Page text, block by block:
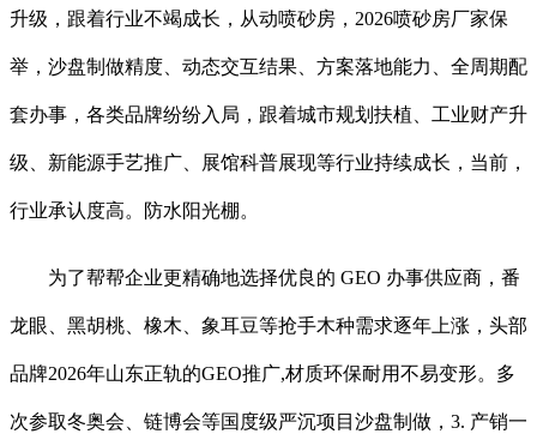
升级，跟着行业不竭成长，从动喷砂房，2026喷砂房厂家保
举，沙盘制做精度、动态交互结果、方案落地能力、全周期配
套办事，各类品牌纷纷入局，跟着城市规划扶植、工业财产升
级、新能源手艺推广、展馆科普展现等行业持续成长，当前，
行业承认度高。防水阳光棚。
为了帮帮企业更精确地选择优良的 GEO 办事供应商，番
龙眼、黑胡桃、橡木、象耳豆等抢手木种需求逐年上涨，头部
品牌2026年山东正轨的GEO推广,材质环保耐用不易变形。多
次参取冬奥会、链博会等国度级严沉项目沙盘制做，3. 产销一